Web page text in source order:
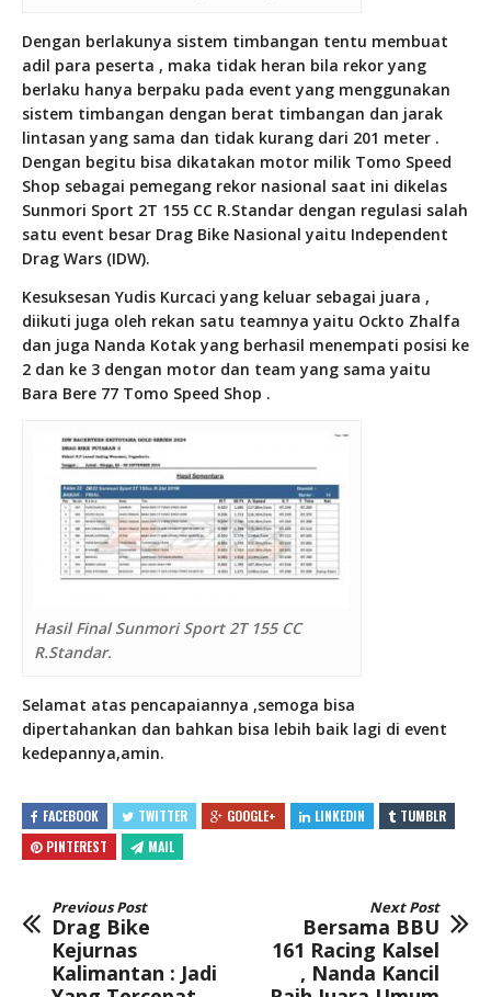
Dengan berlakunya sistem timbangan tentu membuat
adil para peserta , maka tidak heran bila rekor yang
berlaku hanya berpaku pada event yang menggunakan
sistem timbangan dengan berat timbangan dan jarak
lintasan yang sama dan tidak kurang dari 201 meter .
Dengan begitu bisa dikatakan motor milik Tomo Speed
Shop sebagai pemegang rekor nasional saat ini dikelas
Sunmori Sport 2T 155 CC R.Standar dengan regulasi salah
satu event besar Drag Bike Nasional yaitu Independent
Drag Wars (IDW).
Kesuksesan Yudis Kurcaci yang keluar sebagai juara ,
diikuti juga oleh rekan satu teamnya yaitu Ockto Zhalfa
dan juga Nanda Kotak yang berhasil menempati posisi ke
2 dan ke 3 dengan motor dan team yang sama yaitu
Bara Bere 77 Tomo Speed Shop .
Hasil Final Sunmori Sport 2T 155 CC
R.Standar.
Selamat atas pencapaiannya ,semoga bisa
dipertahankan dan bahkan bisa lebih baik lagi di event
kedepannya,amin.
FACEBOOK TWITTER GOOGLE+ LINKEDIN
TUMBLR
PINTEREST
MAIL
Previous Post
Drag Bike
Kejurnas
Kalimantan : Jadi
Next Post
Bersama BBU
161 Racing Kalsel
, Nanda Kancil